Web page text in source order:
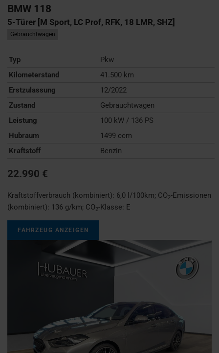
BMW 118
5-Türer [M Sport, LC Prof, RFK, 18 LMR, SHZ]
Gebrauchtwagen
Typ
Pkw
Kilometerstand
41.500 km
Erstzulassung
12/2022
Zustand
Gebrauchtwagen
Leistung
100 kW / 136 PS
Hubraum
1499 ccm
Kraftstoff
Benzin
22.990 €
Kraftstoffverbrauch (kombiniert): 6,0 l/100km; CO2-Emissionen
(kombiniert): 136 g/km; CO2-Klasse: E
FAHRZEUG ANZEIGEN